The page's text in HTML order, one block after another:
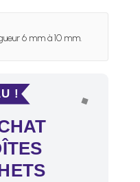
6 mm à 10 mm.